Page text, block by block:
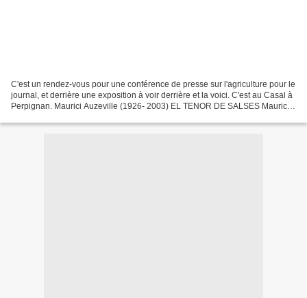
C'est un rendez-vous pour une conférence de presse sur l'agriculture pour le
journal, et derrière une exposition à voir derrière et la voici. C'est au Casal à
Perpignan. Maurici Auzeville (1926- 2003) EL TENOR DE SALSES Maurice